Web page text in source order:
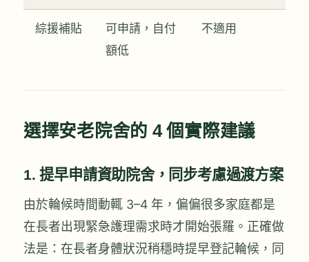
綜援補貼
可申請，自付
額低
不適用
選擇安老院舍的 4 個實際建議
1. 提早申請資助院舍，同步考慮過渡方案
由於輪候時間動輒 3–4 年，偏偏很多家庭都是
在長者出現緊急護理需求時才開始張羅。正確做
法是：在長者身體狀況稍穩時提早登記輪候，同